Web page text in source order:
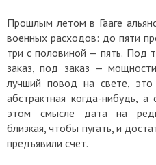
Прошлым летом в Гааге
военных расходов: до пяти
три с половиной — пять. Под
заказ, под заказ —
лучший повод на свете, это
абстрактная когда-нибудь,
этом смысле дата на
близкая, чтобы пугать, и
предъявили счёт.